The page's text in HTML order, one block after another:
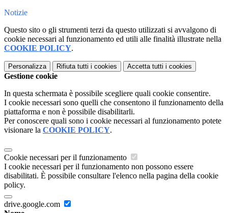
Notizie
Questo sito o gli strumenti terzi da questo utilizzati si avvalgono di
cookie necessari al funzionamento ed utili alle finalità illustrate nella
COOKIE POLICY.
Personalizza Rifiuta tutti i cookies Accetta tutti i cookies
Gestione cookie
In questa schermata è possibile scegliere quali cookie consentire.
I cookie necessari sono quelli che consentono il funzionamento della
piattaforma e non è possibile disabilitarli.
Per conoscere quali sono i cookie necessari al funzionamento potete
visionare la COOKIE POLICY.
Cookie necessari per il funzionamento
I cookie necessari per il funzionamento non possono essere
disabilitati. È possibile consultare l'elenco nella pagina della cookie
policy.
drive.google.com